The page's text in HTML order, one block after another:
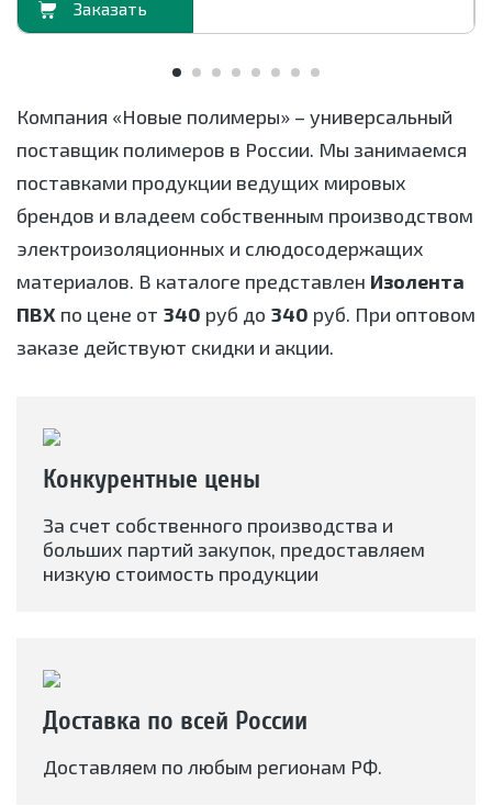
Компания «Новые полимеры» – универсальный
поставщик полимеров в России. Мы занимаемся
поставками продукции ведущих мировых
брендов и владеем собственным производством
электроизоляционных и слюдосодержащих
материалов. В каталоге представлен Изолента
ПВХ по цене от 340 руб до 340 руб. При оптовом
заказе действуют скидки и акции.
Конкурентные цены
За счет собственного производства и
больших партий закупок, предоставляем
низкую стоимость продукции
Доставка по всей России
Доставляем по любым регионам РФ.